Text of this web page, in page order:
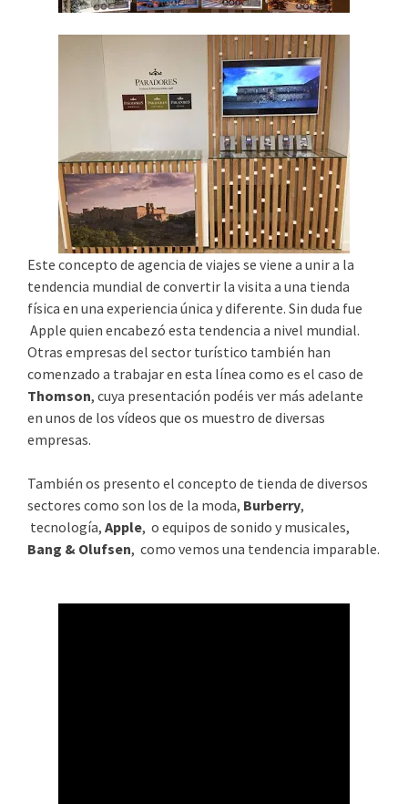
Este concepto de agencia de viajes se viene a unir a la
tendencia mundial de convertir la visita a una tienda
física en una experiencia única y diferente. Sin duda fue
Apple quien encabezó esta tendencia a nivel mundial.
Otras empresas del sector turístico también han
comenzado a trabajar en esta línea como es el caso de
Thomson, cuya presentación podéis ver más adelante
en unos de los vídeos que os muestro de diversas
empresas.
También os presento el concepto de tienda de diversos
sectores como son los de la moda, Burberry,
tecnología, Apple, o equipos de sonido y musicales,
Bang & Olufsen, como vemos una tendencia imparable.